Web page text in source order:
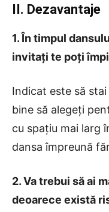
II. Dezavantaje
1. În timpul
invitați te poți
Indicat este să
bine să alegeți
cu spațiu mai larg
dansa împreună
2. Va trebui să ai
deoarece există